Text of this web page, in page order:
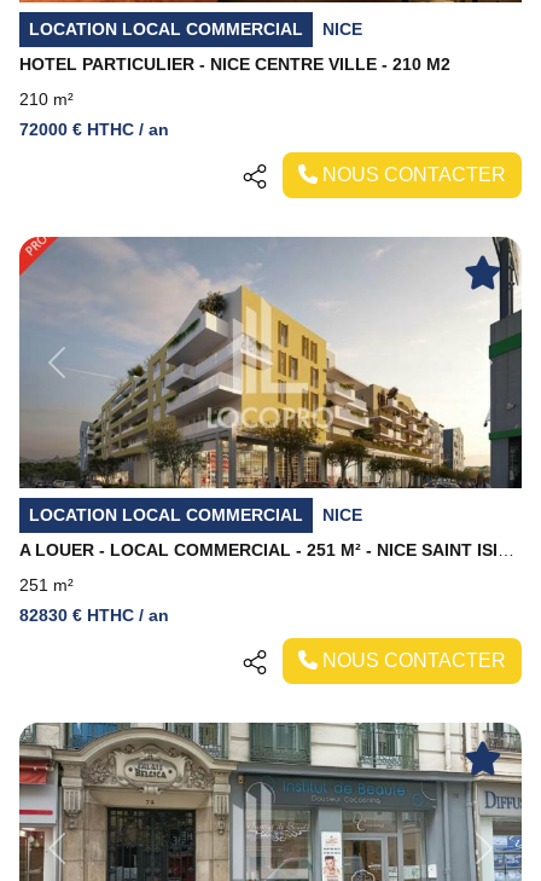
LOCATION LOCAL COMMERCIAL
NICE
HOTEL PARTICULIER - NICE CENTRE VILLE - 210 M2
210 m²
72000 € HTHC / an
NOUS CONTACTER
Previous
LOCATION LOCAL COMMERCIAL
NICE
251 m²
82830 € HTHC / an
NOUS CONTACTER
Previous Next